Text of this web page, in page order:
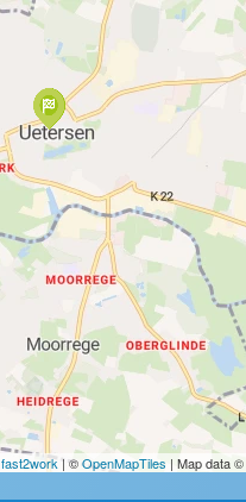
fast2work| ©OpenMapTiles | Map data ©